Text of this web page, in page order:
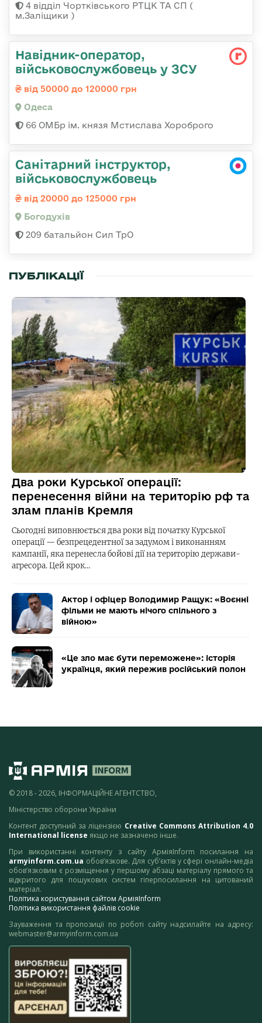
4 відділ Чортківського РТЦК ТА СП (
м.Заліщики )
Навідник-оператор,
військовослужбовець у ЗСУ
від 50000 до 120000 грн
Одеса
66 ОМБр ім. князя Мстислава Хороброго
Санітарний інструктор,
військовослужбовець
від 20000 до 125000 грн
Богодухів
209 батальйон Сил ТрО
ПУБЛІКАЦІЇ
Два роки Курської операції:
перенесення війни на територію рф та
злам планів Кремля
Сьогодні виповнюється два роки від початку Курської
операції — безпрецедентної за задумом і виконанням
кампанії, яка перенесла бойові дії на територію держави-
агресора. Цей крок…
Актор і офіцер Володимир Ращук: «Воєнні
фільми не мають нічого спільного з
війною»
«Це зло має бути переможене»: історія
українця, який пережив російський полон
© 2018 - 2026, ІНФОРМАЦІЙНЕ АГЕНТСТВО,
Міністерство оборони України
Контент доступний за ліцензією Creative Commons Attribution 4.0
International license якщо не зазначено інше.
При використанні контенту з сайту АрміяInform посилання на
armyinform.com.ua обов’язкове. Для суб’єктів у сфері онлайн-медіа
обов’язковим є розміщення у першому абзаці матеріалу прямого та
відкритого для пошукових систем гіперпосилання на цитований
матеріал.
Політика користування сайтом АрміяInform
Політика використання файлів cookie
Зауваження та пропозиції по роботі сайту надсилайте на адресу:
webmaster@armyinform.com.ua